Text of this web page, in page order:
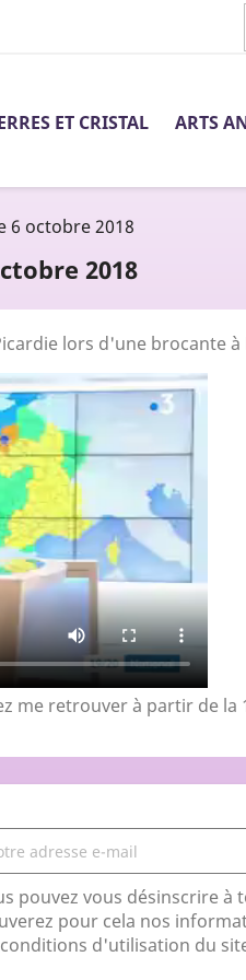
ET CRISTAL ARTS
6 octobre 2018
2018
lors d'une brocante à
me retrouver à partir de
pouvez vous désinscrire à
pour cela nos
d'utilisation du